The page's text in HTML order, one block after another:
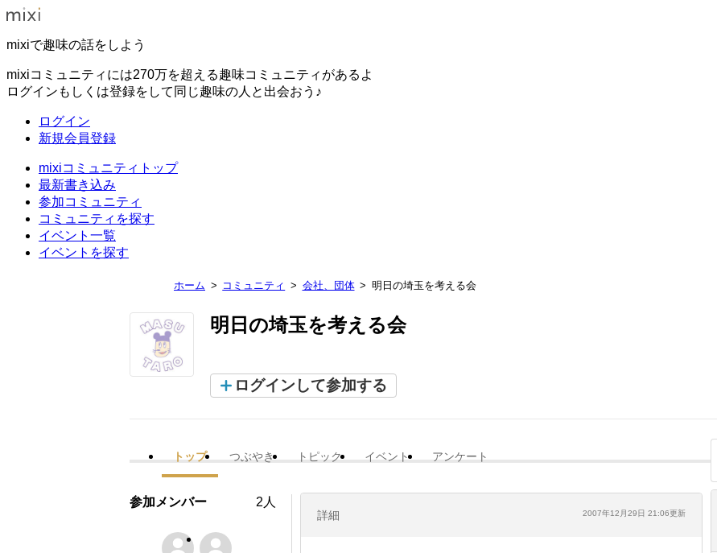
mixiで趣味の話をしよう
mixiコミュニティには270万を超える趣味コミュニティがあるよ
ログインもしくは登録をして同じ趣味の人と出会おう♪
ログイン
新規会員登録
mixiコミュニティトップ
最新書き込み
参加コミュニティ
コミュニティを探す
イベント一覧
イベントを探す
ホーム コミュニティ 会社、団体 明日の埼玉を考える会
明日の埼玉を考える会
ログインして参加する
トップ つぶやき トピック イベント アンケート
詳細 2007年12月29日 21:06更新
参加メンバー 2人